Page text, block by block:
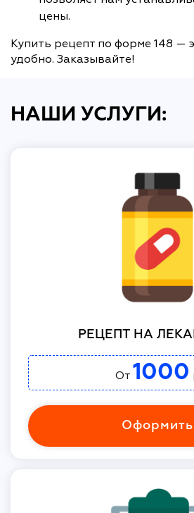
цены.
Купить рецепт по форме 148 —
удобно. Заказывайте!
НАШИ УСЛУГИ:
РЕЦЕПТ НА
От 1000
Оформить